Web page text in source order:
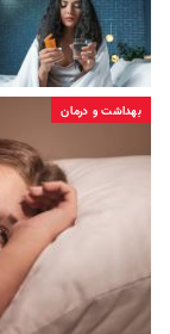
بهداشت و درمان